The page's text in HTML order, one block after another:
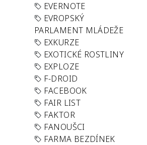
EVERNOTE
EVROPSKÝ
PARLAMENT MLÁDEŽE
EXKURZE
EXOTICKÉ ROSTLINY
EXPLOZE
F-DROID
FACEBOOK
FAIR LIST
FAKTOR
FANOUŠCI
FARMA BEZDÍNEK